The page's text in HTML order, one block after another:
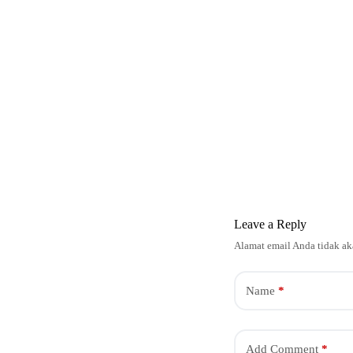
Leave a Reply
Alamat email Anda tidak
Name *
Add Comment *